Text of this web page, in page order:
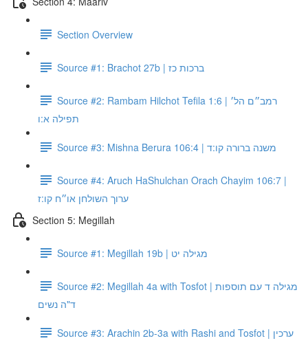
Section Overview
Source #1: Brachot 27b | ברכות כז
Source #2: Rambam Hilchot Tefila 1:6 | רמב״ם הל׳
תפילה א:ו
Source #3: Mishna Berura 106:4 | משנה ברורה קו:ד
Source #4: Aruch HaShulchan Orach Chayim 106:7 |
ערוך השולחן או״ח קו:ז
Section 5: Megillah
Source #1: Megillah 19b | מגילה יט
Source #2: Megillah 4a with Tosfot | מגילה ד עם תוספות
ד"ה נשים
Source #3: Arachin 2b-3a with Rashi and Tosfot | ערכין